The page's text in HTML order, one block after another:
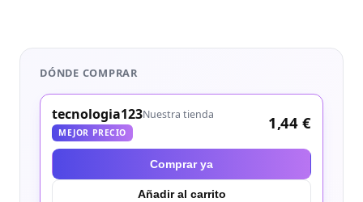
DÓNDE COMPRAR
tecnologia123Nuestra tienda
MEJOR PRECIO
1,44 €
Comprar ya
Añadir al carrito